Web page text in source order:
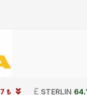
₺ STERLIN